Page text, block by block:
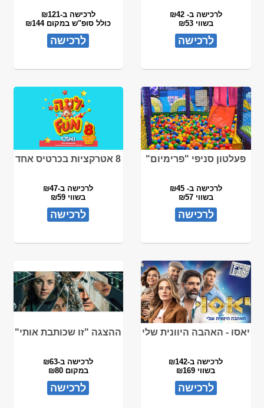
לרכישה ב- ₪42
בשווי ₪53
לרכישה
לרכישה ב-₪121
כולל סופ"ש במקום ₪144
לרכישה
פעלטון סניפי "פרימיום"
לרכישה ב- ₪45
בשווי ₪57
לרכישה
8 אטרקציות בכרטיס אחד
לרכישה ב-₪47
בשווי ₪59
לרכישה
יאסו - האהבה היוונית שלי
לרכישה ב-₪142
בשווי ₪169
לרכישה
ההצגה "זו שכותבת אותי"
לרכישה ב-₪63
במקום ₪80
לרכישה